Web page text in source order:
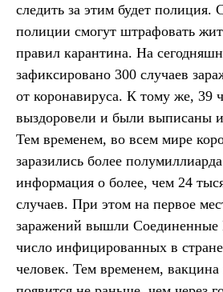
следить за этим будет полиция.
полиции смогут штрафовать
правил карантина. На
зафиксировано 300 случаев
от коронавируса. К тому же, 39
выздоровели и были выписаны
Тем временем, во всем мире
заразились более
информация о более, чем 24
случаев. При этом на первое
заражений вышли
число инфицированных в
человек. Тем временем,